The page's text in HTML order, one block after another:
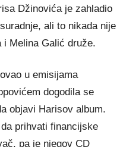
Džinovića je zahladio
ali to nikada nije
i Melina Galić druže.
u emisijama
dogodila se
objavi Harisov album.
prihvati financijske
pa je njegov CD